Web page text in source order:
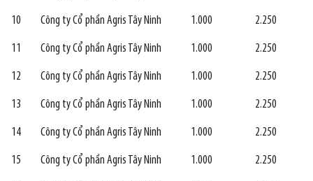
10 Công ty Cổ phần Agris Tây Ninh 1.000 2.250
11 Công ty Cổ phần Agris Tây Ninh 1.000 2.250
12 Công ty Cổ phần Agris Tây Ninh 1.000 2.250
13 Công ty Cổ phần Agris Tây Ninh 1.000 2.250
14 Công ty Cổ phần Agris Tây Ninh 1.000 2.250
15 Công ty Cổ phần Agris Tây Ninh 1.000 2.250